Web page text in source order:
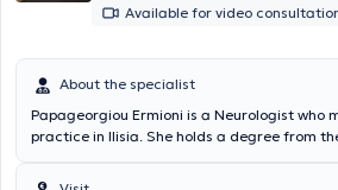
Available for video
About the specialist
Papageorgiou Ermioni is a Neurologist who
practice in Ilisia. She holds a degree from
degree in "Cerebrovascular Accidents"